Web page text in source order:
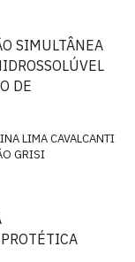
SIMULTÂNEA
DE
LIMA CAVALCANTI
GRISI